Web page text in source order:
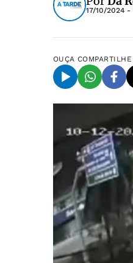
17/10/2024 -
OUÇA COMPARTILHE